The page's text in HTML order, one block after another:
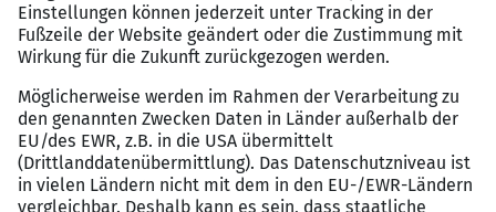
einzuarbeiten Und Dich hier wiedererkennst✓ Du bist
Meister Elektroniker:in idealerweise Fachrichtung
Energie und Gebäudetechnik, staatl. geprüfter Techniker
Elektrotechnik:in oder bringst ein abgeschlossenes
Studium im Bereich Elektrotechnik mit✓ Mindestens
zwei Jahre praktische Erfahrung – idealerweise im
Bereich Gebäudetechnik, PV, Zählerschränke oder
vergleichbare Systeme.✓ Die Fähigkeit, technische